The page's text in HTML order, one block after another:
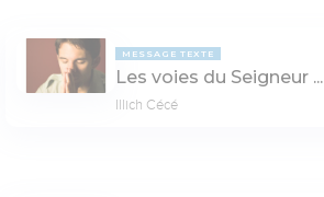
MESSAGE TEXTE
Les voies du Seigneur ...
Illich Cécé